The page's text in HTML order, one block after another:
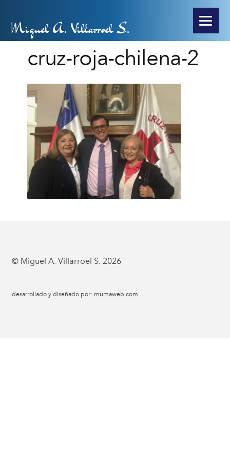
Miguel A. Villarroel S.
cruz-roja-chilena-2
© Miguel A. Villarroel S. 2026
desarrollado y diseñado por: mumaweb.com